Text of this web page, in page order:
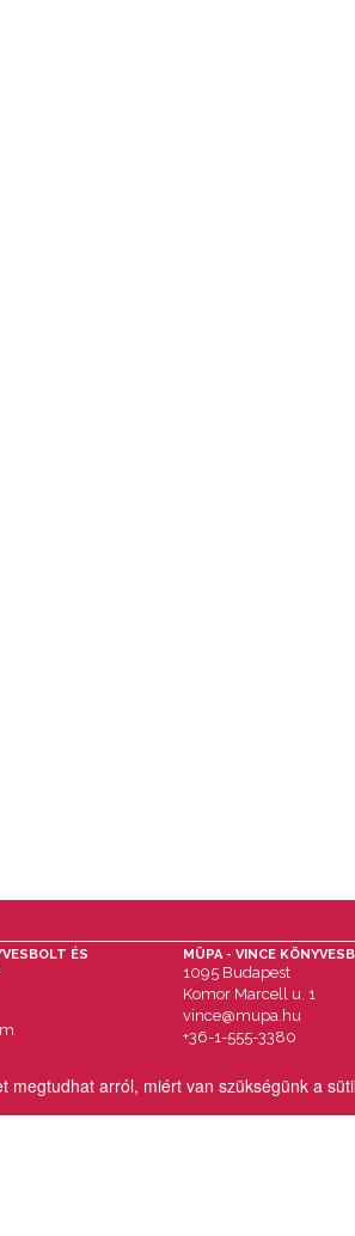
megtudhat arról, miért van szükségünk a
ÉS
MÜPA - VINCE
1095 Budapest
Komor Marcell u. 1
vince@mupa.hu
+36-1-555-3380